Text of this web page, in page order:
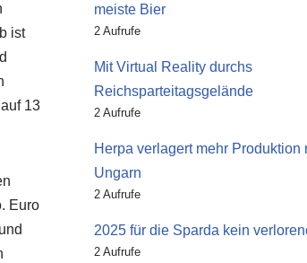
ist
13
Euro
meiste Bier
2 Aufrufe
Mit Virtual Reality durchs
Reichsparteitagsgelände
2 Aufrufe
Herpa verlagert mehr Produktion
Ungarn
2 Aufrufe
2025 für die Sparda kein
2 Aufrufe